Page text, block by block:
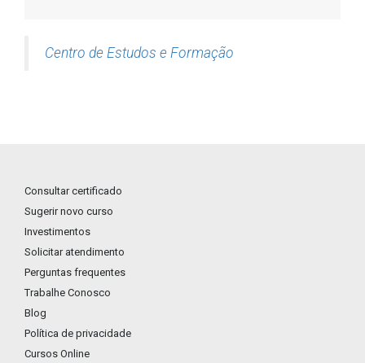
Centro de Estudos e Formação
Consultar certificado
Sugerir novo curso
Investimentos
Solicitar atendimento
Perguntas frequentes
Trabalhe Conosco
Blog
Política de privacidade
Cursos Online